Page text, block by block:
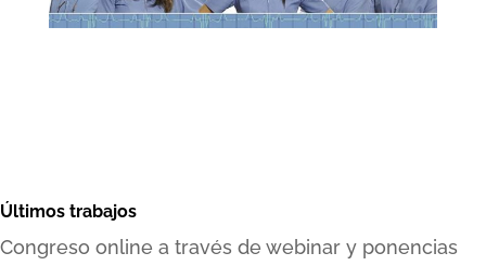
Últimos trabajos
Congreso online a través de webinar y ponencias